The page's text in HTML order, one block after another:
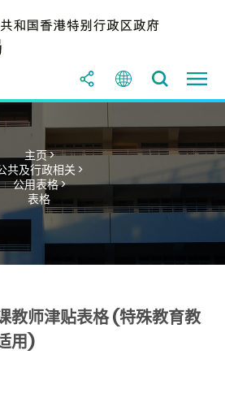
主页 >
共及行政相关 >
公用表格 >
表格
教师津贴表格 (特殊教育教
用)